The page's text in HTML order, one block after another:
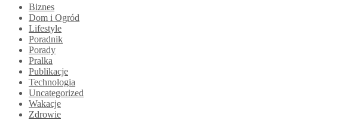
Biznes
Dom i Ogród
Lifestyle
Poradnik
Porady
Pralka
Publikacje
Technologia
Uncategorized
Wakacje
Zdrowie